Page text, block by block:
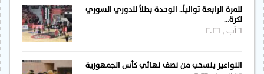
للمرة الرابعة توالياً.. الوحدة بطلاً للدوري السوري
لكرة…
النواعير ينسحب من نصف نهائي كأس الجمهورية